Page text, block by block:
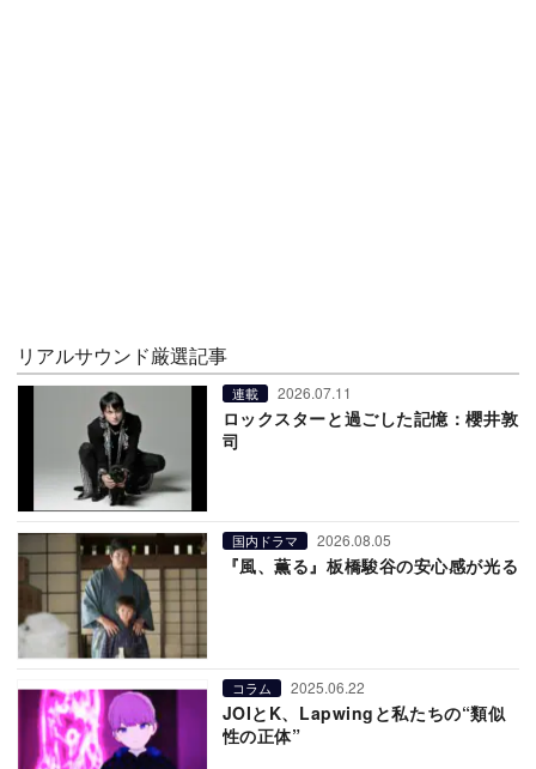
リアルサウンド厳選記事
連載 2026.07.11
ロックスターと過ごした記憶：櫻井敦
司
国内ドラマ 2026.08.05
『風、薫る』板橋駿谷の安心感が光る
コラム 2025.06.22
JOIとK、Lapwingと私たちの“類似
性の正体”